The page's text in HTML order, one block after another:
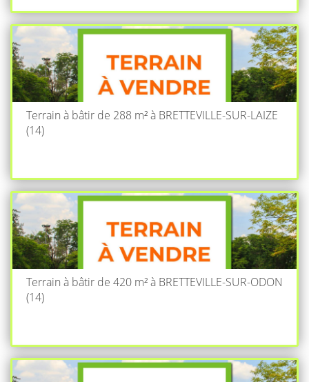
Terrain à bâtir de 288 m² à BRETTEVILLE-SUR-LAIZE
(14)
Terrain à bâtir de 420 m² à BRETTEVILLE-SUR-ODON
(14)